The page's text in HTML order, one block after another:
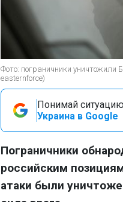
Фото: пограничники уничтожили
easternforce)
Понимай
Украина в Google
Пограничники
российским
атаки были